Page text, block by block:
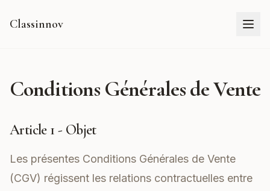
Classinnov
Conditions Générales de Vente
Article 1 - Objet
Les présentes Conditions Générales de Vente
(CGV) régissent les relations contractuelles entre